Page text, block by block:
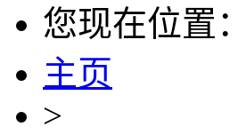
您现在位置：
主页
>